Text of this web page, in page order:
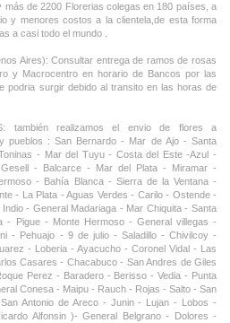
más de 2200 Florerias colegas en 180 países, a
y menores costos a la clientela,de esta forma
a casi todo el mundo .
Aires): Consultar entrega de ramos de rosas
y Macrocentro en horario de Bancos por las
podria surgir debido al transito en las horas de
también realizamos el envio de flores a
pueblos : San Bernardo - Mar de Ajo - Santa
- Mar del Tuyu - Costa del Este -Azul -
- Balcarce - Mar del Plata - Miramar -
- Bahía Blanca - Sierra de la Ventana -
- La Plata - Aguas Verdes - Carilo - Ostende -
- General Madariaga - Mar Chiquita - Santa
- Pigue - Monte Hermoso - General villegas -
- Pehuajo - 9 de julio - Saladillo - Chivilcoy -
- Loberia - Ayacucho - Coronel Vidal - Las
Casares - Chacabuco - San Andres de Giles
Perez - Baradero - Berisso - Vedia - Punta
Conesa - Maipu - Rauch - Rojas - Salto - San
Antonio de Areco - Junin - Lujan - Lobos -
Alfonsin )- General Belgrano - Dolores -